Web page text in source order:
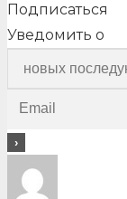
Подписаться
Уведомить о